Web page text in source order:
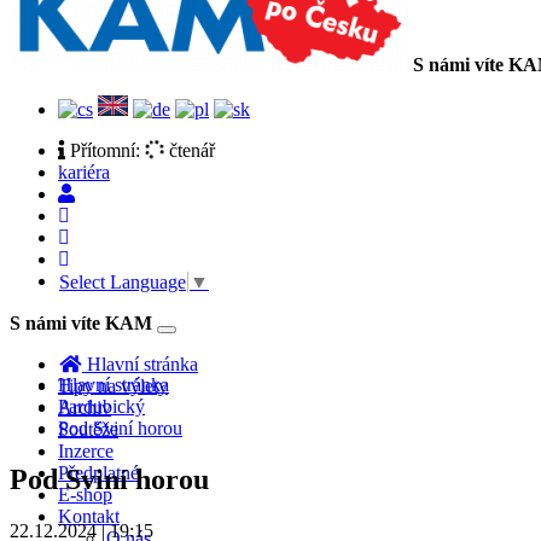
S námi víte
Přítomní:
čtenář
kariéra
Select Language ▼
S námi víte KAM
Toggle
navigation
Hlavní stránka
Tipy na výlety
Archiv
Soutěže
Inzerce
Předplatné
E-shop
Kontakt
Hlavní stránka
Pardubický
Pod Sviní horou
Pod Sviní horou
22.12.2024 | 19:15